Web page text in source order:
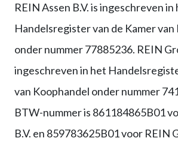
REIN Assen B.V. is ingeschreven in
Handelsregister van de Kamer van
onder nummer 77885236. REIN
ingeschreven in het
van Koophandel onder nummer
BTW-nummer is 861184865B01
B.V. en 859783625B01 voor REIN